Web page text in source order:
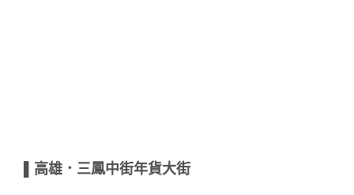
▌高雄．三鳳中街年貨大街